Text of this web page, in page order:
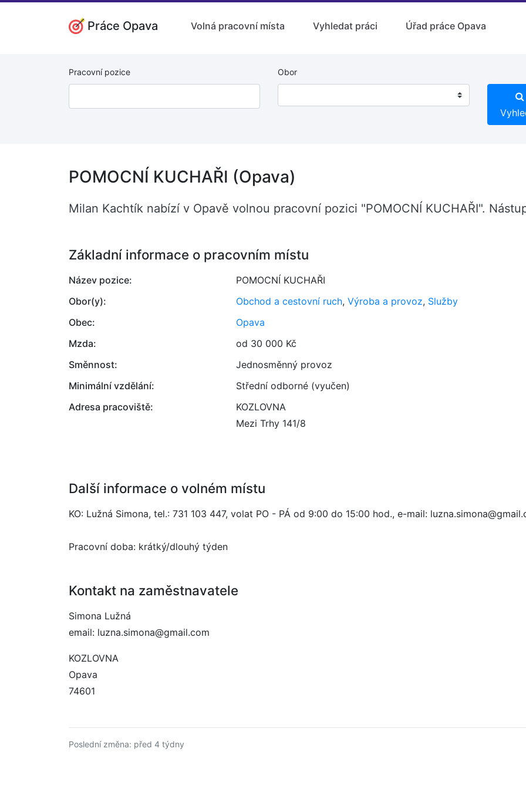
Práce Opava Volná pracovní místa Vyhledat práci Úřad práce Opava
Pracovní pozice Obor
POMOCNÍ KUCHAŘI (Opava)
Milan Kachtík nabízí v Opavě volnou pracovní pozici "POMOCNÍ KUCHAŘI".
Základní informace o pracovním místu
Název pozice:
POMOCNÍ KUCHAŘI
Obor(y):
Obchod a cestovní ruch, Výroba a provoz, Služby
Obec:
Opava
Mzda:
od 30 000 Kč
Směnnost:
Jednosměnný provoz
Minimální vzdělání:
Střední odborné (vyučen)
Adresa pracoviště:
KOZLOVNA
Mezi Trhy 141/8
Další informace o volném místu
KO: Lužná Simona, tel.: 731 103 447, volat PO - PÁ od 9:00 do 15:00 hod., e-mail:
Pracovní doba: krátký/dlouhý týden
Kontakt na zaměstnavatele
Simona Lužná
email: luzna.simona@gmail.com
KOZLOVNA
Opava
74601
Poslední změna: před 4 týdny